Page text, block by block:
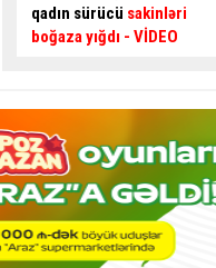
edən gənc sürücüdən
təhlükəli hərəkətlər- VİDEO